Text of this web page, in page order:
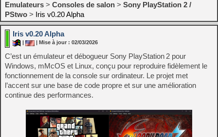
Emulateurs > Consoles de salon > Sony PlayStation 2 /
PStwo > Iris v0.20 Alpha
Iris v0.20 Alpha
| Mise à jour : 02/03/2026
C’est un émulateur et débogueur Sony PlayStation 2 pour
Windows, mMcOS et Linux, conçu pour reproduire fidèlement le
fonctionnement de la console sur ordinateur. Le projet met
l’accent sur une base de code propre et sur une amélioration
continue des performances.